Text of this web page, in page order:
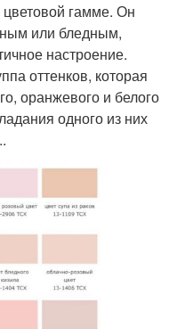
гамме. Он
или бледным,
настроение.
оттенков, которая
оранжевого и белого
одного из них